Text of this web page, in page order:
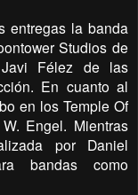
entregas la banda
Studios de
Javi Félez de las
En cuanto al
en los Temple Of
Engel. Mientras
por Daniel
bandas como